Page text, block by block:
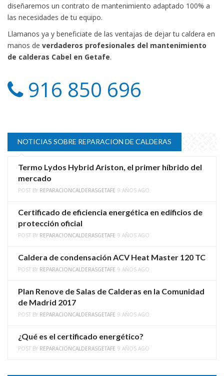
diseñaremos un contrato de mantenimiento adaptado 100% a
las necesidades de tu equipo.
Llamanos ya y beneficiate de las ventajas de dejar tu caldera en
manos de verdaderos profesionales del mantenimiento
de calderas Cabel en Getafe.
916 850 696
NOTICIAS SOBRE REPARACION DE CALDERAS
Termo Lydos Hybrid Ariston, el primer híbrido del
mercado
POST BY REPARACIONCALDERASGETAFE 9 AÑOS AGO
Certificado de eficiencia energética en edificios de
protección oficial
POST BY REPARACIONCALDERASGETAFE 9 AÑOS AGO
Caldera de condensación ACV Heat Master 120 TC
POST BY REPARACIONCALDERASGETAFE 9 AÑOS AGO
Plan Renove de Salas de Calderas en la Comunidad
de Madrid 2017
POST BY REPARACIONCALDERASGETAFE 9 AÑOS AGO
¿Qué es el certificado energético?
POST BY REPARACIONCALDERASGETAFE 9 AÑOS AGO